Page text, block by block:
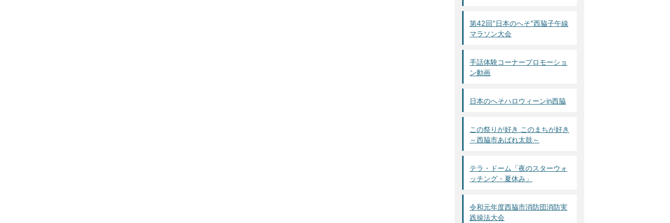
第42回"日本のへそ"西脇子午線
マラソン大会
手話体験コーナープロモーショ
ン動画
日本のへそハロウィーンin西脇
この祭りが好き このまちが好き
～西脇市あばれ太鼓～
テラ・ドーム「夜のスターウォ
ッチング・夏休み」
令和元年度西脇市消防団消防実
践操法大会